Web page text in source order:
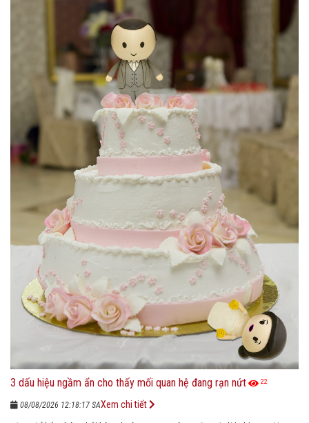
3 dấu hiệu ngầm ẩn cho thấy mối quan hệ đang rạn nứt 22
08/08/2026 12:18:17 SAXem chi tiết